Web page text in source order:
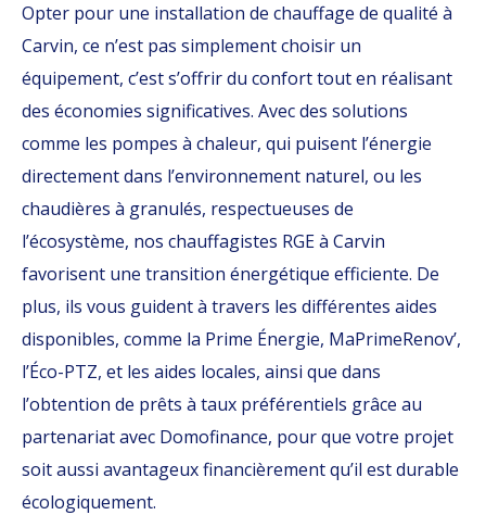
Opter pour une installation de chauffage de qualité à
Carvin, ce n’est pas simplement choisir un
équipement, c’est s’offrir du confort tout en réalisant
des économies significatives. Avec des solutions
comme les pompes à chaleur, qui puisent l’énergie
directement dans l’environnement naturel, ou les
chaudières à granulés, respectueuses de
l’écosystème, nos chauffagistes RGE à Carvin
favorisent une transition énergétique efficiente. De
plus, ils vous guident à travers les différentes aides
disponibles, comme la Prime Énergie, MaPrimeRenov’,
l’Éco-PTZ, et les aides locales, ainsi que dans
l’obtention de prêts à taux préférentiels grâce au
partenariat avec Domofinance, pour que votre projet
soit aussi avantageux financièrement qu’il est durable
écologiquement.